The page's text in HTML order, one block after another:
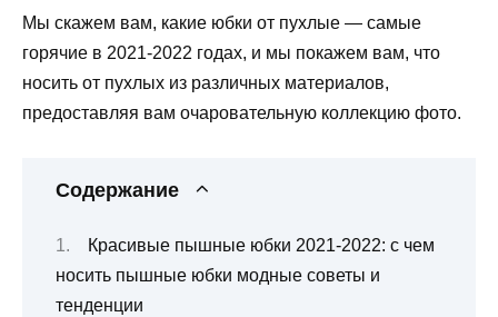
Мы скажем вам, какие юбки от пухлые — самые
горячие в 2021-2022 годах, и мы покажем вам, что
носить от пухлых из различных материалов,
предоставляя вам очаровательную коллекцию фото.
Содержание
Красивые пышные юбки 2021-2022: с чем
носить пышные юбки модные советы и
тенденции